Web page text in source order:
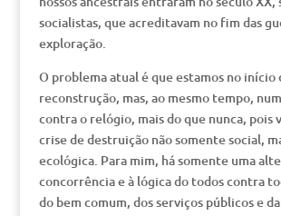
socialistas, que acreditavam no fim das
exploração.
O problema atual é que estamos no início
reconstrução, mas, ao mesmo tempo,
contra o relógio, mais do que nunca, pois
crise de destruição não somente social,
ecológica. Para mim, há somente uma
concorrência e à lógica do todos contra
do bem comum, dos serviços públicos e